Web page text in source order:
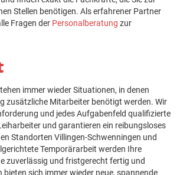
Stellen benötigen. Als erfahrener Partner
Fragen der Personalberatung zur
immer wieder Situationen, in denen
zusätzliche Mitarbeiter benötigt werden. Wir
und jedes Aufgabenfeld qualifizierte
und garantieren ein reibungsloses
Standorten Villingen-Schwenningen und
Temporärarbeit werden Ihre
zuverlässig und fristgerecht fertig und
bieten sich immer wieder neue, spannende